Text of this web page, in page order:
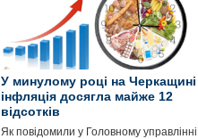
У минулому році на Черкащині
інфляція досягла майже 12
відсотків
Як повідомили у Головному управлінні